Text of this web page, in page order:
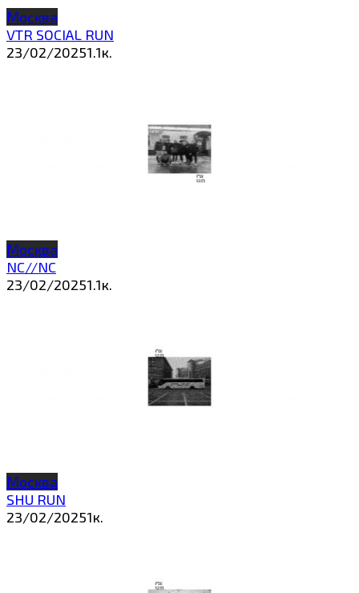
Москва
VTR SOCIAL RUN
23/02/20251.1к.
Москва
NC//NC
23/02/20251.1к.
Москва
SHU RUN
23/02/20251к.